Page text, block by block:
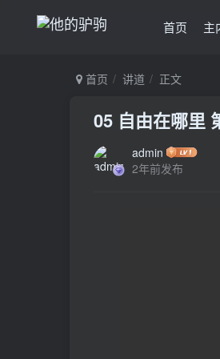
首页 主
首页 讲道 正文
05 自由在哪里
admin
2年前发布